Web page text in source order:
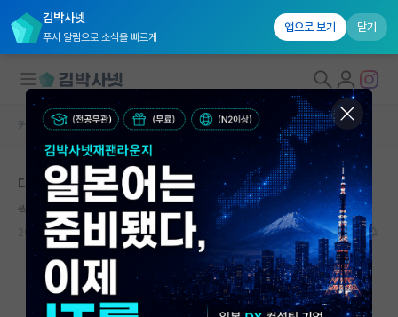
김박사넷
푸시 알림으로 소식을 빠르게
앱으로 보기 닫기
대학원생 모집
국내대학원 정보
연구실&오픈랩
커뮤니티
커뮤니티 홈
커뮤니티 홈 자유 게시판(아무개랩)
대학원 여러 곳 합격
씩씩한 존 케인즈
2026.06.06 5 4090